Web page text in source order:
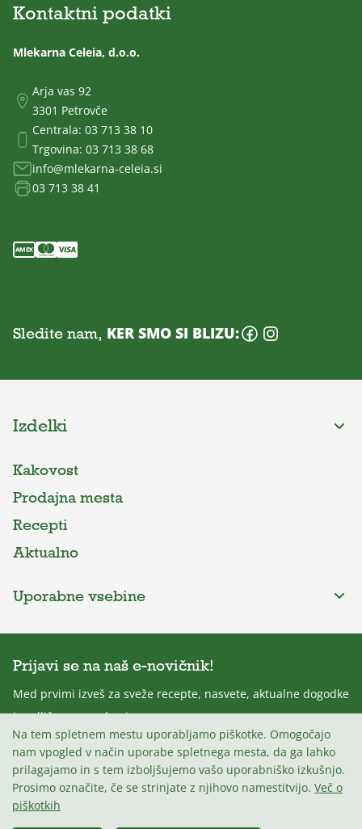
Kontaktni podatki
Mlekarna Celeia, d.o.o.
Arja vas 92
3301 Petrovče
Centrala: 03 713 38 10
Trgovina: 03 713 38 68
info@mlekarna-celeia.si
03 713 38 41
Sledite nam, KER SMO SI BLIZU:
Izdelki
Kakovost
Prodajna mesta
Recepti
Aktualno
Uporabne vsebine
Prijavi se na naš e-novičnik!
Med prvimi izveš za sveže recepte, nasvete, aktualne dogodke
in odlične nagradne igre.
Strinjam se sPolitiko zasebnosti.
Na tem spletnem mestu uporabljamo piškotke. Omogočajo
nam vpogled v način uporabe spletnega mesta, da ga lahko
prilagajamo in s tem izboljšujemo vašo uporabniško izkušnjo.
Prosimo označite, če se strinjate z njihovo namestitvijo. Več o
piškotkih